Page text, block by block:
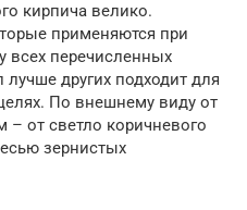
кирпича велико.
применяются при
всех перечисленных
лучше других подходит для
По внешнему виду от
– от светло коричневого
зернистых